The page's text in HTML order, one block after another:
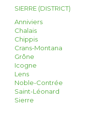
SIERRE (DISTRICT)
Anniviers
Chalais
Chippis
Crans-Montana
Grône
Icogne
Lens
Noble-Contrée
Saint-Léonard
Sierre